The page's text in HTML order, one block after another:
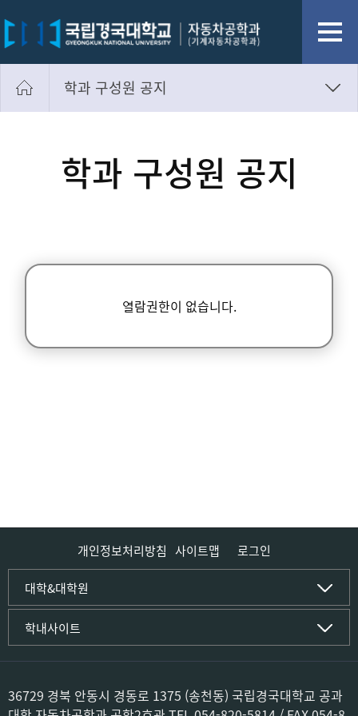
학과 구성원 공지
자유게시판
자료실
학과 구성원 공지
열람권한이 없습니다.
개인정보처리방침 사이트맵 로그인
대학&대학원
인문사회·IT대학
인문·문화학부
국어국문학전공
중국어문·문화학전공
한자문화콘텐츠학전공
미디어문화커뮤니케이션학전공
학내사이트
국립경국대학교
(재)국립경국대학교발전기금
공용S/W관리시스템
공자학원
36729 경북 안동시 경동로 1375 (송천동) 국립경국대학교 공과